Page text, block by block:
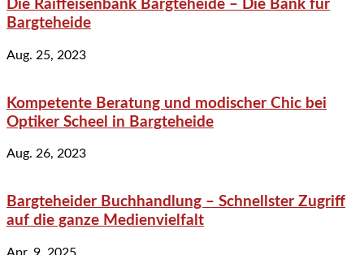
Die Raiffeisenbank Bargteheide – Die Bank für
Bargteheide
Aug. 25, 2023
Kompetente Beratung und modischer Chic bei
Optiker Scheel in Bargteheide
Aug. 26, 2023
Bargteheider Buchhandlung – Schnellster Zugriff
auf die ganze Medienvielfalt
Apr. 9, 2025